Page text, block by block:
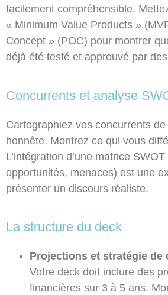
facilement compréhensible.
« Minimum Value Products »
Concept » (POC) pour montrer
déjà été testé et approuvé par
Concurrents et analyse
Cartographiez vos concurrents
honnête. Montrez ce qui vous
L’intégration d’une matrice
opportunités, menaces) est une
présenter un discours réaliste.
La structure du deck
Projections et stratégie de
Votre deck doit inclure des
financières sur 3 à 5 ans.